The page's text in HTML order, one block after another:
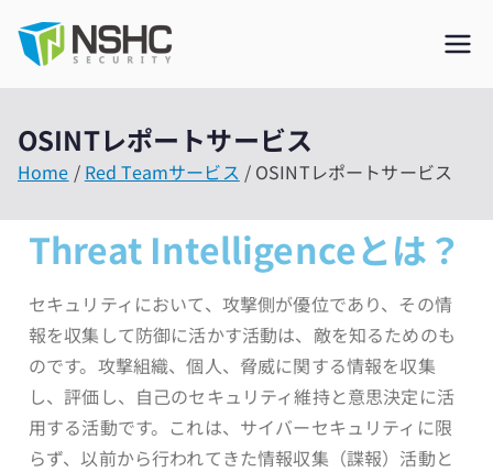
ASIA No.1
Security
Company
OSINTレポートサービス
Home Red Teamサービス OSINTレポートサービス
Threat Intelligenceとは？
セキュリティにおいて、攻撃側が優位であり、その情
報を収集して防御に活かす活動は、敵を知るためのも
のです。攻撃組織、個人、脅威に関する情報を収集
し、評価し、自己のセキュリティ維持と意思決定に活
用する活動です。これは、サイバーセキュリティに限
らず、以前から行われてきた情報収集（諜報）活動と